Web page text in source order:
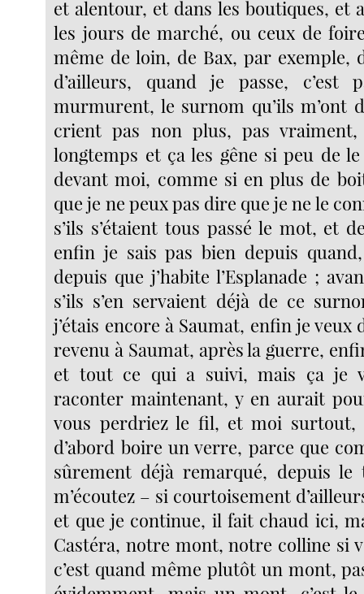
et alentour, et dans les boutiques, et
les jours de marché, ou ceux de
même de loin, de Bax, par exemple,
d’ailleurs, quand je passe, c’est
murmurent, le surnom qu’ils m’ont
crient pas non plus, pas
longtemps et ça les gêne si peu de
devant moi, comme si en plus de
que je ne peux pas dire que je ne le
s’ils s’étaient tous passé le mot, et
enfin je sais pas bien depuis
depuis que j’habite l’Esplanade ;
s’ils s’en servaient déjà de ce
j’étais encore à Saumat, enfin je veux
revenu à Saumat, après la guerre,
et tout ce qui a suivi, mais ça je
raconter maintenant, y en aurait
vous perdriez le fil, et moi surtout,
d’abord boire un verre, parce que
sûrement déjà remarqué, depuis le
m’écoutez – si courtoisement
et que je continue, il fait chaud ici,
Castéra, notre mont, notre colline si
c’est quand même plutôt un mont,